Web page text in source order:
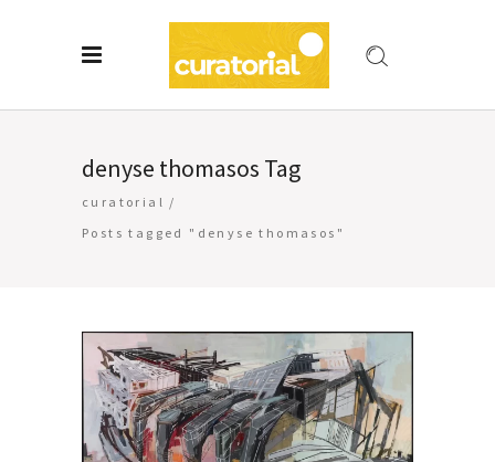
denyse thomasos Tag
curatorial /
Posts tagged "denyse thomasos"